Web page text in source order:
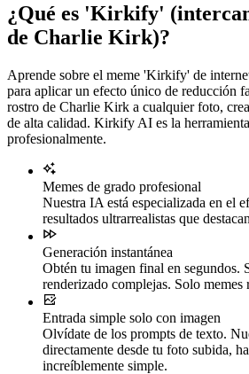
¿Qué es 'Kirkify'
de Charlie Kirk)?
Aprende sobre el meme 'Kirkify' de
para aplicar un efecto único de reducción
rostro de Charlie Kirk a cualquier foto,
de alta calidad. Kirkify AI es la
profesionalmente.
Memes de grado profesional
Nuestra IA está especializada en el
resultados ultrarrealistas que
Generación instantánea
Obtén tu imagen final en segundos.
renderizado complejas. Solo
Entrada simple solo con imagen
Olvídate de los prompts de texto.
directamente desde tu foto subida,
increíblemente simple.